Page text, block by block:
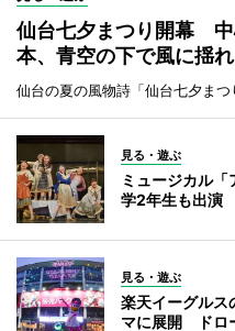
仙台七夕まつり開幕
本、青空の下で風に揺れ
仙台の夏の風物詩「仙台七夕まつ
見る・遊ぶ
ミュージカル
学2年生も出演
見る・遊ぶ
楽天イーグルス
マに展開 ドロ